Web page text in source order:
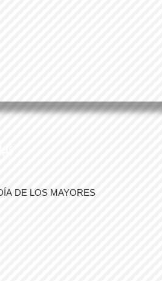
DE LOS MAYORES